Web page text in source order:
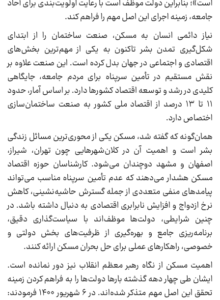
است»؛ بنابراین دولت موظف است با رعایت اولویت‌بندی برای آحاد
جامعه، زمینه اجرای این اصل مهم را فراهم کند.
نیاز دائمی انسان به مسکن، صنعت ساختمان را از ابتدای
شکل‌گیری تمدن بشر تاکنون به یکی از مهم‌ترین بخش‌های
اقتصادی و اجتماعی در جهان بدل کرده است. این صنعت علاوه بر
نقش مستقیم در تأمین سرپناه برای مردم جامعه، جایگاهی
کلیدی در رشد و توسعه اقتصاد کشورها دارد. بر اساس آمار، حدود
۱۱ تا ۱۳ درصد از اقتصاد ملی کشور به صنعت ساختمان‌سازی
اختصاص دارد.
همان‌گونه که گفته شد، مسکن یکی از محوری‌ترین مسائل زندگی
بشر است و اهمیت آن در کلان‌شهرهایی چون تهران، شیراز،
اصفهان و مشهد دوچندان می‌شود. کارشناسان حوزه اقتصاد
مسکن هشدار می‌دهند که عدم تأمین سرپناه مناسب می‌تواند
پیامدهای منفی متعددی از جمله گسترش حاشیه‌نشینی، کاهش
نرخ ازدواج و افزایش نابرابری اقتصادی به دنبال داشته باشد. در
چنین شرایطی، دولت‌ها موظف‌اند با سیاست‌گذاری دقیق،
برنامه‌ریزی جامع و بهره‌گیری از ظرفیت‌های بخش دولتی و
خصوصی، راهکارهای عملی برای حل بحران مسکن ارائه کنند.
اهمیت مسکن از نگاه رهبر معظم انقلاب نیز دور نمانده است.
ایشان طی چهار دهه گذشته بارها دولت‌ها را به فراهم کردن زمینه
تحقق این اصل مهم متذکر شده‌اند. در ۶ شهریور ۱۴۰۰ فرمودند: